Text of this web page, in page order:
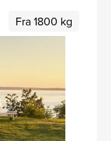
Fra 1800 kg